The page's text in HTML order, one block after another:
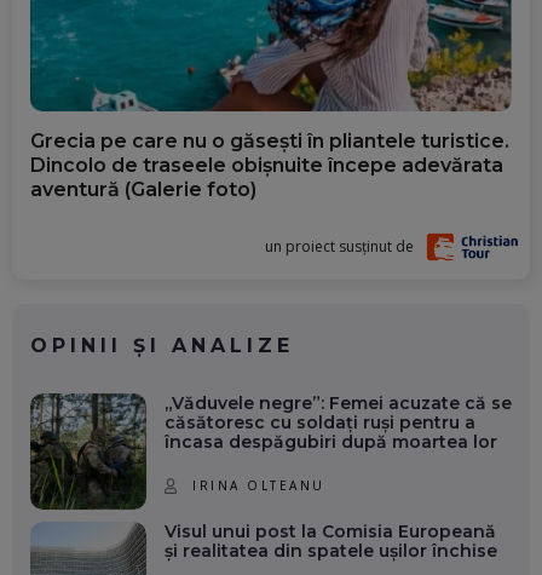
Grecia pe care nu o găsești în pliantele turistice.
Dincolo de traseele obișnuite începe adevărata
aventură (Galerie foto)
un proiect susținut de
OPINII ȘI ANALIZE
„Văduvele negre”: Femei acuzate că se
căsătoresc cu soldați ruși pentru a
încasa despăgubiri după moartea lor
IRINA OLTEANU
Visul unui post la Comisia Europeană
și realitatea din spatele ușilor închise